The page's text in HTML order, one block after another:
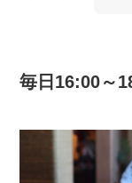
毎日16:00～